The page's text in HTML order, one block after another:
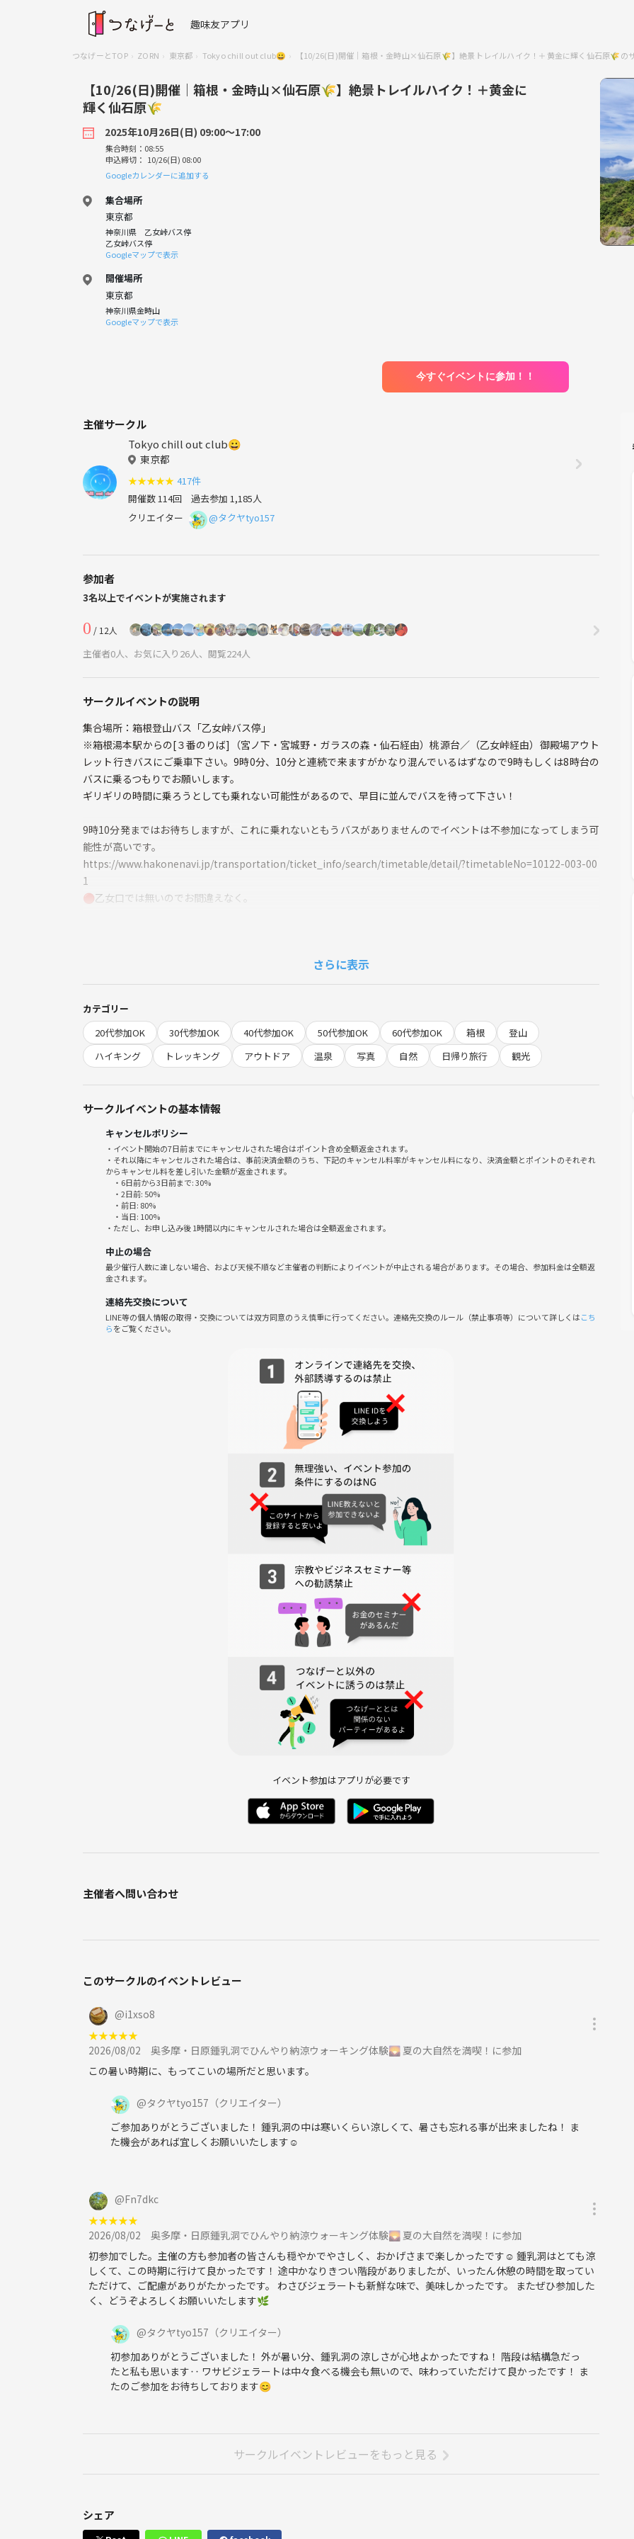
趣味友アプリ
つなげーとTOP ZORN 東京都 Tokyo chill out club😀 【10/26(日)開催｜箱根・金時山×仙石原🌾】絶景トレイルハイク！＋黄金に輝く仙石原🌾の
【10/26(日)開催｜箱根・金時山×仙石原🌾】絶景トレイルハイク！＋黄金に
輝く仙石原🌾
2025年10月26日(日) 09:00〜17:00
集合時刻：08:55
申込締切： 10/26(日) 08:00
Googleカレンダーに追加する
集合場所
東京都
神奈川県 乙女峠バス停
乙女峠バス停
Googleマップで表示
開催場所
東京都
神奈川県金時山
Googleマップで表示
今すぐイベントに参加！！
主催サークル
Tokyo chill out club😀
東京都
★★★★★ 417件
開催数 114回 過去参加 1,185人
クリエイター
@タクヤtyo157
参加者
3名以上でイベントが実施されます
0 / 12人
主催者0人、お気に入り26人、閲覧224人
サークルイベントの説明
集合場所：箱根登山バス「乙女峠バス停」
※箱根湯本駅からの[３番のりば]（宮ノ下・宮城野・ガラスの森・仙石経由）桃源台／（乙女峠経由）御殿場アウト
レット行きバスにご乗車下さい。9時0分、10分と連続で来ますがかなり混んでいるはずなので9時もしくは8時台の
バスに乗るつもりでお願いします。
ギリギリの時間に乗ろうとしても乗れない可能性があるので、早目に並んでバスを待って下さい！
9時10分発まではお待ちしますが、これに乗れないともうバスがありませんのでイベントは不参加になってしまう可
能性が高いです。
https://www.hakonenavi.jp/transportation/ticket_info/search/timetable/detail/?timetableNo=10122-003-00
1
🔴乙女口では無いのでお間違えなく。
金太郎伝説が伝わる金時山（1,212m）は、週末になると山頂がにぎわう人気の山です。登山口までバスが運行し、
秋風が心地よい箱根の名峰・金時山へ。標高差はありつつも、休憩をはさみながら無理のないペースで進むので、は
じめてのトレイルにもぴったりです。下山後は、黄金色に波打つ仙石原ススキ原をのんびり散策。自然に癒やされな
がら、同じ趣味の仲間とゆるく交流できるアウトドア企画です。景色・歩く楽しさ・達成感をみんなで共有すること
を大切にしています🌞
乙女峠の麓からスタートするこのルートは、展望台から富士山を正面に見られるコース。他のコースよりも距離は長
くなりますが、基本的にゆるやかな道で危険な場所もほぼありません。バス停から登山口が近いのもポイント。
下山は金時山登山口に下ります。
登山時間は約3時間程度を想定。
整備された山道で初心者向けの山ですが標高はそれなりにありますので、ご自身の体力と照らし合わせてご参加下さ
こんな方におすすめ！
・運動不足を解消しながら、自然の中でリフレッシュしたい
・観光だけでなく「歩いて触れる箱根」を体験したい
参加メリット（具体的）
2. フォトスポットを押さえたコース設計。金時山山頂の大パノラマやススキ原の黄金トンネルで映える一枚が狙えま
3. 会話がしやすく、落ち着いた交流が可能。アウトドア仲間づくりにぴったり
4. 季節の気象や路面状況に合わせて当日微調整。安全第一で無理のないペース配分を徹底します。
5. 下山後はおすすめ温泉へご案内。歩いた脚をほぐし、体を温めてリカバリー♨️※参加は自由
6. 持ち物リスト（登山靴または滑りにくいシューズ、防寒着、レインウェア、水分1L目安、行動食、帽子、手袋、モ
③ 金時山山頂でランチ休憩（食堂があります。名物はマサカリーカレー）
⑤ 仙石原ススキ原に到着・散策（自由撮影タイム）
※あくまで予定です。変更になる可能性もあり得ます。仙石原のススキの色付きは読めません。
・アウトドア初心者から山好きまで、和やかで前向きな空気感。初参加・おひとり参加の方もスタッフがしっかりサ
・安全第一の運営方針。無理なペースアップは行わず、体力差に配慮して隊列を調整します。
・学びも楽しさも両立。歩き方のコツやウェアリングのポイントなど、現地で実践的に共有します。
・参加のメリット：自然の絶景を共有できる／地元・近隣の情報が得られる／運動習慣づくりのきっかけになる／週
・雨天時は？ 小雨決行、荒天・警報時は中止または行程変更。安全を最優先します。
・服装は？ 吸湿速乾のウェア、動きやすいロングパンツ、滑りにくい靴、防寒・防風レイヤーをご準備ください。
サークルやイベントの輪を乱す行動をする方、運営側の指示に従っていただけない方や運営側が参加者様としてふさ
秋色に染まる金時山と仙石原で、心がほどける絶景トレイルをご一緒しませんか？一歩踏み出すだけで、週末が小さ
な冒険に変わります。少人数でじっくり楽しむこの機会に、ぜひご参加ください✨
さらに表示
カテゴリー
20代参加OK
30代参加OK 40代参加OK 50代参加OK 60代参加OK 箱根
登山
ハイキング
トレッキング アウトドア 温泉 写真 自然 日帰り旅行 観光
サークルイベントの基本情報
キャンセルポリシー
・イベント開始の7日前までにキャンセルされた場合はポイント含め全額返金されます。
・それ以降にキャンセルされた場合は、事前決済金額のうち、下記のキャンセル料率がキャンセル料になり、決済金額とポイントのそれぞれ
からキャンセル料を差し引いた金額が返金されます。
・6日前から3日前まで: 30%
・2日前: 50%
・前日: 80%
・当日: 100%
・ただし、お申し込み後 1時間以内にキャンセルされた場合は全額返金されます。
中止の場合
最少催行人数に達しない場合、および天候不順など主催者の判断によりイベントが中止される場合があります。その場合、参加料金は全額返
金されます。
連絡先交換について
LINE等の個人情報の取得・交換については双方同意のうえ慎重に行ってください。連絡先交換のルール（禁止事項等）について詳しくはこち
らをご覧ください。
イベント参加はアプリが必要です
主催者へ問い合わせ
このサークルのイベントレビュー
@i1xso8
★★★★★
2026/08/02
奥多摩・日原鍾乳洞でひんやり納涼ウォーキング体験🌄 夏の大自然を満喫！に参加
この暑い時期に、もってこいの場所だと思います。
@タクヤtyo157 （クリエイター）
ご参加ありがとうございました！ 鍾乳洞の中は寒いくらい涼しくて、暑さも忘れる事が出来ましたね！ ま
た機会があれば宜しくお願いいたします☺️
@Fn7dkc
★★★★★
2026/08/02
奥多摩・日原鍾乳洞でひんやり納涼ウォーキング体験🌄 夏の大自然を満喫！に参加
初参加でした。主催の方も参加者の皆さんも穏やかでやさしく、おかげさまで楽しかったです☺️ 鍾乳洞はとても涼
しくて、この時期に行けて良かったです！ 途中かなりきつい階段がありましたが、いったん休憩の時間を取ってい
ただけて、ご配慮がありがたかったです。 わさびジェラートも新鮮な味で、美味しかったです。 またぜひ参加した
く、どうぞよろしくお願いいたします🌿
@タクヤtyo157 （クリエイター）
初参加ありがとうございました！ 外が暑い分、鍾乳洞の涼しさが心地よかったですね！ 階段は結構急だっ
たと私も思います‥ ワサビジェラートは中々食べる機会も無いので、味わっていただけて良かったです！ ま
たのご参加をお待ちしております😊
サークルイベントレビューをもっと見る
シェア